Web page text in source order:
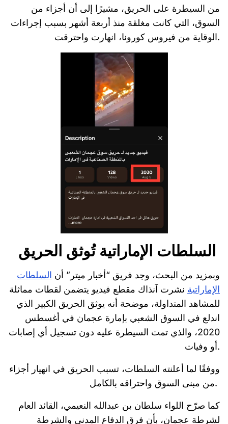
من السيطرة على الحريق، مشيرًا إلى أن أجزاء من
السوق، التي كانت مغلقة منذ أربعة أشهر بسبب إجراءات
الوقاية من فيروس كورونا، انهارت واحترقت.
وبمزيد من البحث، وجد فريق “أخبار ميتر” أن السلطات
الإماراتية نشرت آنذاك مقطع فيديو يتضمن لقطات مماثلة
للمشاهد المتداولة، موضحة أنه يوثق الحريق الكبير الذي
اندلع في السوق الشعبي بإمارة عجمان في أغسطس
2020، والذي تمت السيطرة عليه دون تسجيل أي إصابات
أو وفيات.
ووفقًا لما أعلنته السلطات، تسبب الحريق في انهيار أجزاء
من مبنى السوق واحتراقه بالكامل.
كما صرّح اللواء سلطان بن عبدالله النعيمي، القائد العام
لشرطة عجمان، بأن فرق الدفاع المدني والشرطة